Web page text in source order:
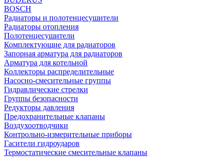
BOSCH
Радиаторы и полотенцесушители
Радиаторы отопления
Полотенцесушители
Комплектующие для радиаторов
Запорная арматура для радиаторов
Арматура для котельной
Коллекторы распределительные
Насосно-смесительные группы
Гидравлические стрелки
Группы безопасности
Редукторы давления
Предохранительные клапаны
Воздухоотводчики
Контрольно-измерительные приборы
Гасители гидроударов
Термостатические смесительные клапаны